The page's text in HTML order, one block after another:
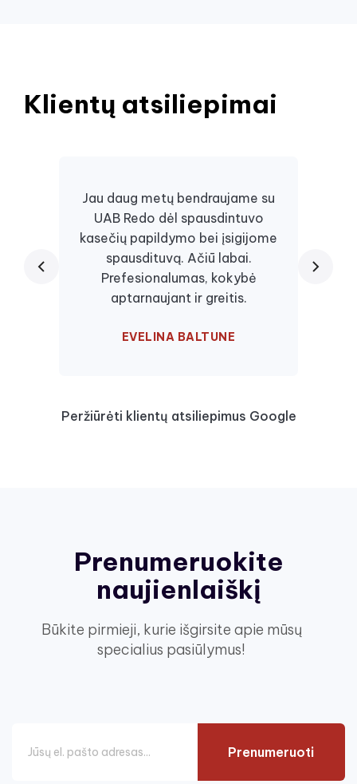
Klientų atsiliepimai
Jau daug metų bendraujame su
UAB Redo dėl spausdintuvo
kasečių papildymo bei įsigijome
spausdituvą. Ačiū labai.
Prefesionalumas, kokybė
aptarnaujant ir greitis.
EVELINA BALTUNE
Peržiūrėti klientų atsiliepimus Google
Prenumeruokite
naujienlaiškį
Būkite pirmieji, kurie išgirsite apie mūsų
specialius pasiūlymus!
Prenumeruoti